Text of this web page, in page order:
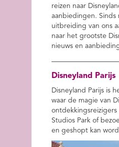
reizen naar
aanbiedingen.
uitbreiding van ons
naar het grootste
nieuws en
Disneyland Parijs
Disneyland Parijs is
waar de magie van
ontdekkingsreizigers
Studios Park of
en geshopt kan